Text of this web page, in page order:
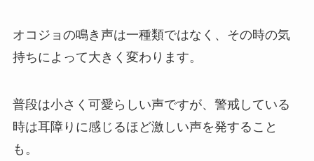
オコジョの鳴き声は一種類ではなく、その時の気
持ちによって大きく変わります。
普段は小さく可愛らしい声ですが、警戒している
時は耳障りに感じるほど激しい声を発すること
も。